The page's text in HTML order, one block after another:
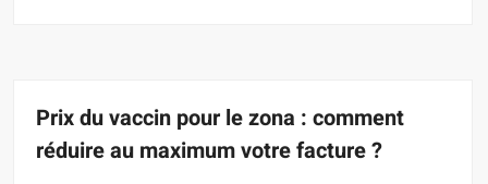
Prix du vaccin pour le zona : comment
réduire au maximum votre facture ?